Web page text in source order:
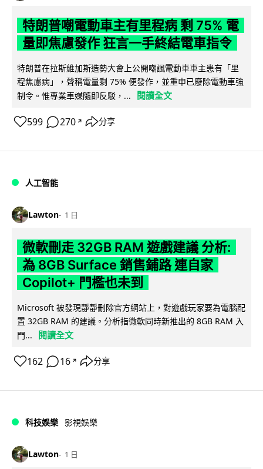
特朗普嘲電動車主有里程病 剩 75% 電
量即焦慮發作 狂言一手終結電車指令
特朗普在拉斯維加斯造勢大會上公開嘲諷電動車車主患有「里
程焦慮病」，聲稱電量剩 75% 便發作，並重申已廢除電動車強
制令。惟專業車媒隨即反駁，...
閱讀全文
599 270 ↗ 分享
人工智能
Lawton 1 日
微軟刪走 32GB RAM 遊戲建議 分析:
為 8GB Surface 銷售鋪路 連自家
Copilot+ 門檻也未到
Microsoft 被發現靜靜刪除官方網站上，對遊戲玩家要為電腦配
置 32GB RAM 的建議。分析指微軟同時新推出的 8GB RAM 入
門...
閱讀全文
162 16 ↗ 分享
科技娛樂 影視娛樂
Lawton 1 日